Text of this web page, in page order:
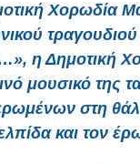
Χορωδία
τραγουδιού
η Δημοτική
μουσικό της
στη
και τον